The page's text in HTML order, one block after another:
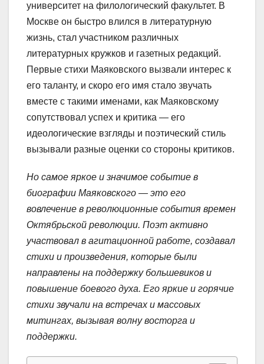
университет на филологический факультет. В
Москве он быстро влился в литературную
жизнь, стал участником различных
литературных кружков и газетных редакций.
Первые стихи Маяковского вызвали интерес к
его таланту, и скоро его имя стало звучать
вместе с такими именами, как Маяковскому
сопутствовал успех и критика — его
идеологические взгляды и поэтический стиль
вызывали разные оценки со стороны критиков.
Но самое яркое и значимое событие в
биографии Маяковского — это его
вовлечение в революционные события времен
Октябрьской революции. Поэт активно
участвовал в агитационной работе, создавал
стихи и произведения, которые были
направлены на поддержку большевиков и
повышение боевого духа. Его яркие и горячие
стихи звучали на встречах и массовых
митингах, вызывая волну восторга и
поддержки.